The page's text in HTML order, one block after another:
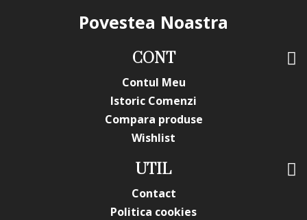
Povestea Noastra
CONT
Contul Meu
Istoric Comenzi
Compara produse
Wishlist
UTIL
Contact
Politica cookies